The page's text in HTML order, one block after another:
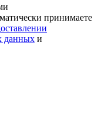
принимаете
данных и